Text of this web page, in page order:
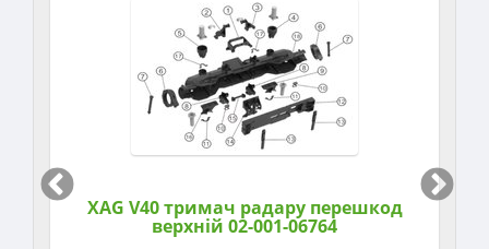
XAG V40 тримач радару перешкод
верхній 02-001-06764